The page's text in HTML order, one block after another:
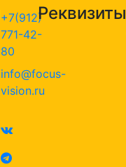
+7(912)
771-42-
80
info@focus-
vision.ru
Реквизиты